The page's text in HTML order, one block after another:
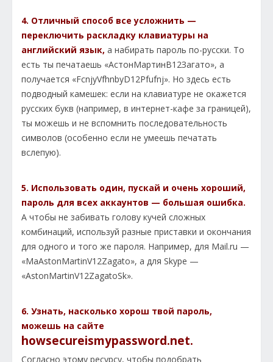
4. Отличный способ все усложнить —
переключить раскладку клавиатуры на
английский язык, а набирать пароль по-русски. То
есть ты печатаешь «АстонМартинВ12Загато», а
получается «FcnjyVfhnbyD12Pfufnj». Но здесь есть
подводный камешек: если на клавиатуре не окажется
русских букв (например, в интернет-кафе за границей),
ты можешь и не вспомнить последовательность
символов (особенно если не умеешь печатать
вслепую).
5. Использовать один, пускай и очень хороший,
пароль для всех аккаунтов — большая ошибка.
А чтобы не забивать голову кучей сложных
комбинаций, используй разные приставки и окончания
для одного и того же пароля. Например, для Mail.ru —
«MaAstonMartinV12Zagato», а для Skype —
«AstonMartinV12ZagatoSk».
6. Узнать, насколько хорош твой пароль,
можешь на сайте
howsecureismypassword.net.
Согласно этому ресурсу, чтобы подобрать